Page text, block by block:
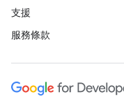
支援
服務條款